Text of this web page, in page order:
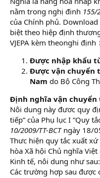
nằm trong nghị đinh 155/
của Chính phủ.
biệt theo hiệp định
VJEPA kèm theonghi định
Được nhập khẩu
Được vận chuyển
Nam do Bộ Công
Định nghĩa vận
Nôi dung này đươc quy
tiếp” của Phụ lục I “Quy
10/2009/TT-BCTngày 18/
Thưc hiện quy tắc xuất
hòa Xã hội Chủ nghĩa
Kinh tế, nôi dung như sau:
Các trường hợp sau